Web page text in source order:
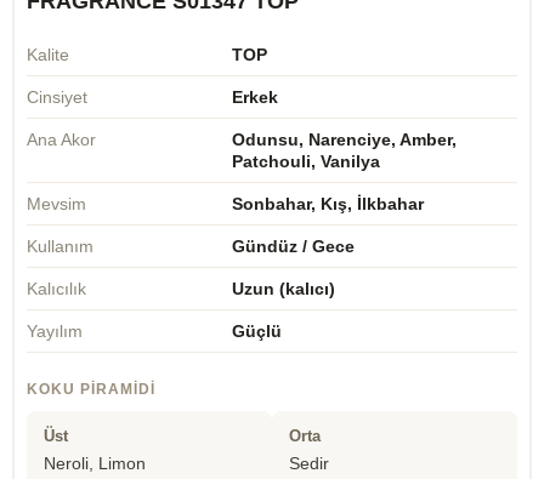
Kalite TOP
Cinsiyet Erkek
Ana Akor
Odunsu, Narenciye, Amber,
Patchouli, Vanilya
Mevsim Sonbahar, Kış, İlkbahar
Kullanım Gündüz / Gece
Kalıcılık Uzun (kalıcı)
Yayılım Güçlü
KOKU PIRAMIDI
Üst
Neroli, Limon
Orta
Sedir